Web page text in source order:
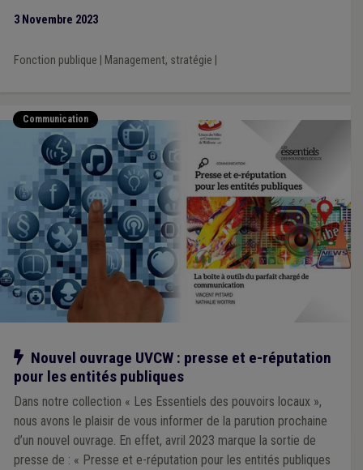
3 Novembre 2023
Fonction publique Management, stratégie
Communication
Notre action
Nouvel ouvrage UVCW : presse et e-réputation
pour les entités publiques
Dans notre collection « Les Essentiels des pouvoirs locaux »,
nous avons le plaisir de vous informer de la parution prochaine
d’un nouvel ouvrage. En effet, avril 2023 marque la sortie de
presse de : « Presse et e-réputation pour les entités publiques